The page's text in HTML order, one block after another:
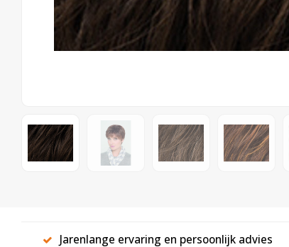
Jarenlange ervaring en persoonlijk advies